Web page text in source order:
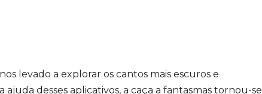
levado a explorar os cantos mais escuros e
desses aplicativos, a caça a fantasmas tornou-se